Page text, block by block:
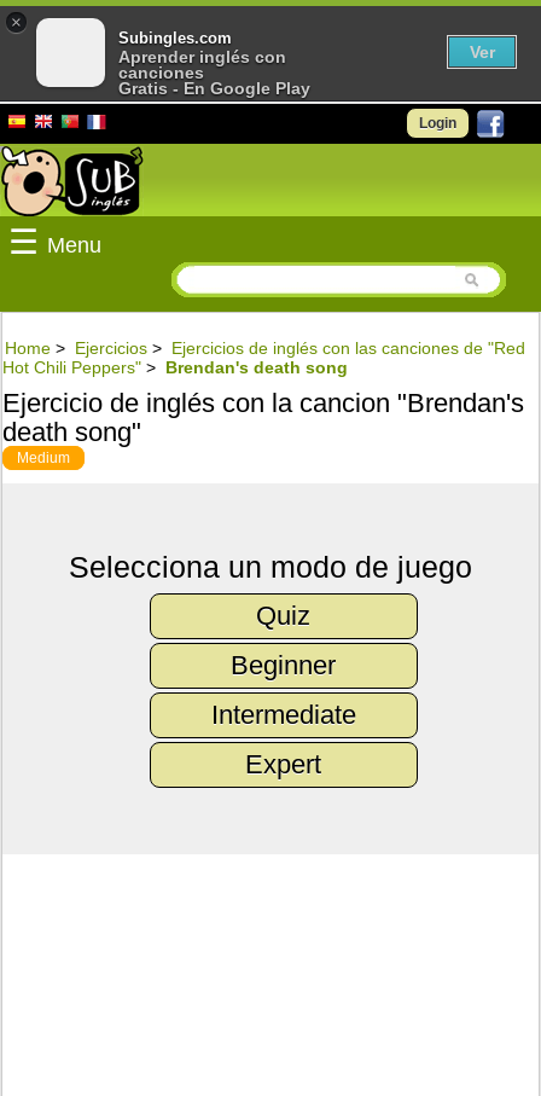
Login
☰ Menu
Home > Ejercicios > Ejercicios de inglés con las canciones de "Red
Hot Chili Peppers" > Brendan's death song
Ejercicio de inglés con la cancion "Brendan's
death song"
Medium
Selecciona un modo de juego
Quiz
Beginner
Intermediate
Expert
×
Subingles.com
Aprender inglés con
canciones
Gratis - En Google Play
Ver